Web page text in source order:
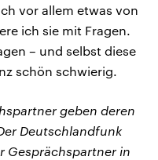
vor allem etwas von
ich sie mit Fragen.
– und selbst diese
schön schwierig.
geben deren
Deutschlandfunk
Gesprächspartner in